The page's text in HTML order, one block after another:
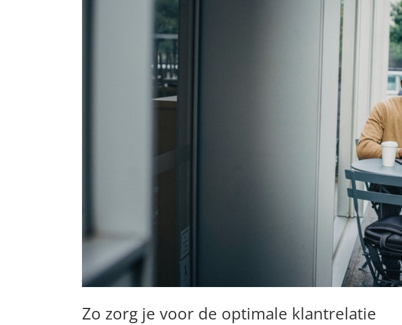
Zo zorg je voor de optimale klantrelatie